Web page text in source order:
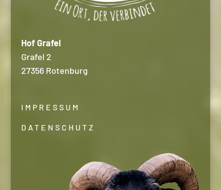
Hof Grafel
Grafel 2
27356 Rotenburg
IMPRESSUM
DATENSCHUTZ